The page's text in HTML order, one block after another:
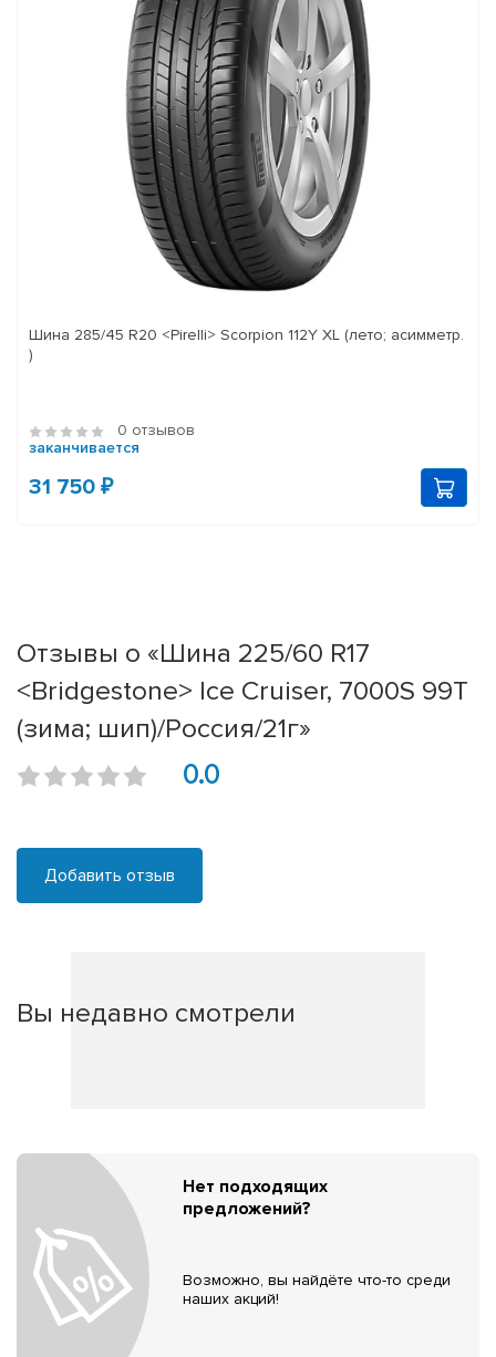
Шина 285/45 R20 <Pirelli> Scorpion 112Y XL (лето; асимметр.
)
0 отзывов
заканчивается
31 750 ₽
Отзывы о «Шина 225/60 R17
<Bridgestone> Ice Cruiser, 7000S 99T
(зима; шип)/Россия/21г»
0.0
Добавить отзыв
Вы недавно смотрели
Нет подходящих
предложений?
Возможно, вы найдёте что-то среди
наших акций!